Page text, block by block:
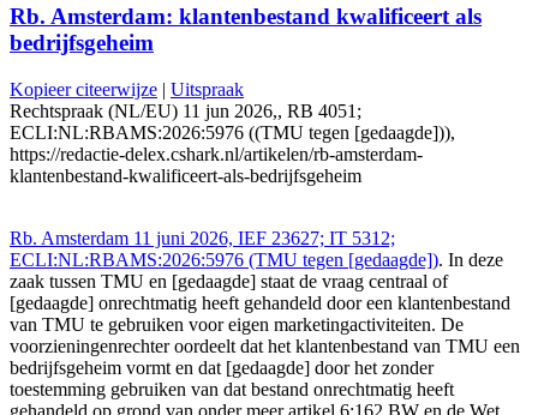
Rb. Amsterdam: klantenbestand kwalificeert als
bedrijfsgeheim
Kopieer citeerwijze | Uitspraak
Rechtspraak (NL/EU) 11 jun 2026,, RB 4051;
ECLI:NL:RBAMS:2026:5976 ((TMU tegen [gedaagde])),
https://redactie-delex.cshark.nl/artikelen/rb-amsterdam-
klantenbestand-kwalificeert-als-bedrijfsgeheim
Rb. Amsterdam 11 juni 2026, IEF 23627; IT 5312;
ECLI:NL:RBAMS:2026:5976 (TMU tegen [gedaagde]). In deze
zaak tussen TMU en [gedaagde] staat de vraag centraal of
[gedaagde] onrechtmatig heeft gehandeld door een klantenbestand
van TMU te gebruiken voor eigen marketingactiviteiten. De
voorzieningenrechter oordeelt dat het klantenbestand van TMU een
bedrijfsgeheim vormt en dat [gedaagde] door het zonder
toestemming gebruiken van dat bestand onrechtmatig heeft
gehandeld op grond van onder meer artikel 6:162 BW en de Wet